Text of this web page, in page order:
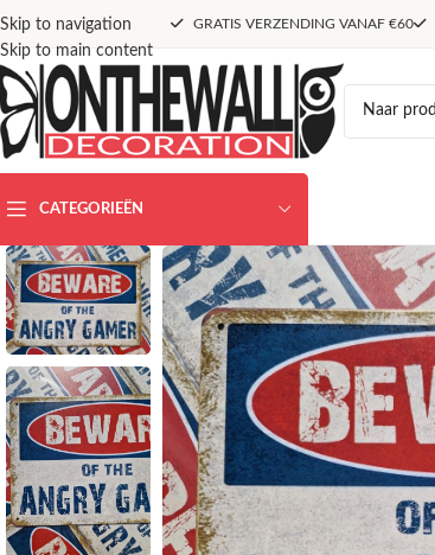
Skip to navigation
Skip to main content
GRATIS VERZENDING VANAF €60
CATEGORIEËN